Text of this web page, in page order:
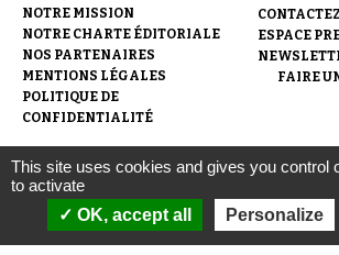
NOTRE MISSION
NOTRE CHARTE ÉDITORIALE
NOS PARTENAIRES
MENTIONS LÉGALES
POLITIQUE DE
CONFIDENTIALITÉ
ESPACE
FAIRE
© 2007- Conspiracy Watch
l'Observatoire du conspirationnisme (association loi
le soutien de la Fondation pour la Mémoire de la
This site uses cookies and gives you control
to activate
OK, accept all
Personalize